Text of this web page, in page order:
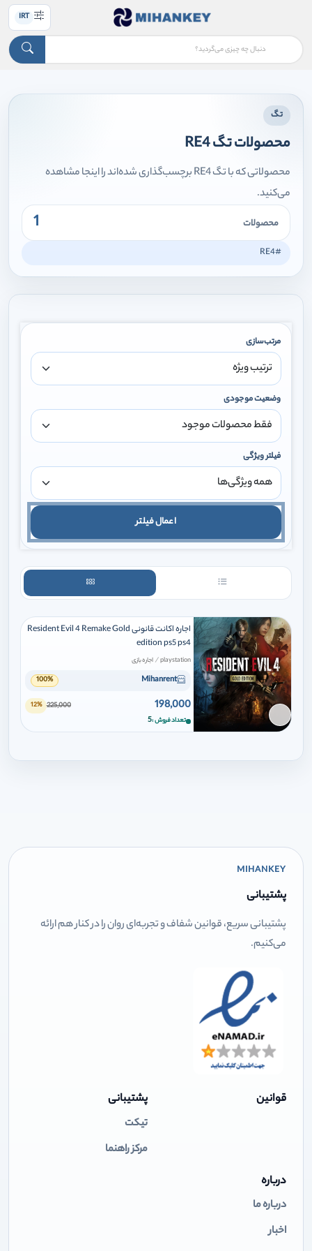
IRT
تگ
محصولات تگ RE4
محصولاتی که با تگ RE4 برچسب‌گذاری شده‌اند را اینجا مشاهده
می‌کنید.
محصولات 1
#RE4
مرتب‌سازی
وضعیت موجودی
فیلتر ویژگی
اعمال فیلتر
برای افزودن وارد شوید
اجاره اکانت قانونی Resident Evil 4 Remake Gold
edition ps5 ps4
playstation
/ اجاره بازی
Mihanrent
100%
198,000
225,000
12%
تعداد فروش 5
MIHANKEY
پشتیبانی
پشتیبانی سریع، قوانین شفاف و تجربه‌ای روان را در کنار هم ارائه
می‌کنیم.
قوانین پشتیبانی
تیکت
مرکز راهنما
درباره
درباره ما
اخبار